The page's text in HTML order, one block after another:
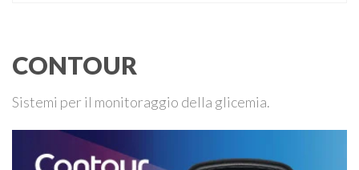
CONTOUR
Sistemi per il monitoraggio della glicemia.